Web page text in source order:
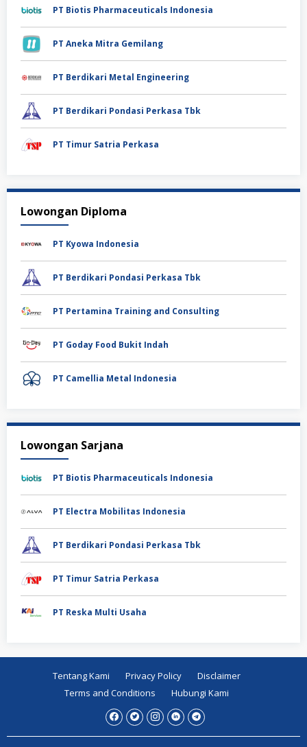
PT Biotis Pharmaceuticals Indonesia
PT Aneka Mitra Gemilang
PT Berdikari Metal Engineering
PT Berdikari Pondasi Perkasa Tbk
PT Timur Satria Perkasa
Lowongan Diploma
PT Kyowa Indonesia
PT Berdikari Pondasi Perkasa Tbk
PT Pertamina Training and Consulting
PT Goday Food Bukit Indah
PT Camellia Metal Indonesia
Lowongan Sarjana
PT Biotis Pharmaceuticals Indonesia
PT Electra Mobilitas Indonesia
PT Berdikari Pondasi Perkasa Tbk
PT Timur Satria Perkasa
PT Reska Multi Usaha
Tentang Kami Privacy Policy
Disclaimer
Terms and Conditions
Hubungi Kami